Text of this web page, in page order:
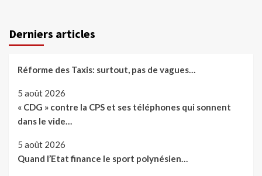
Derniers articles
Réforme des Taxis: surtout, pas de vagues…
5 août 2026
« CDG » contre la CPS et ses téléphones qui sonnent
dans le vide…
5 août 2026
Quand l’Etat finance le sport polynésien…